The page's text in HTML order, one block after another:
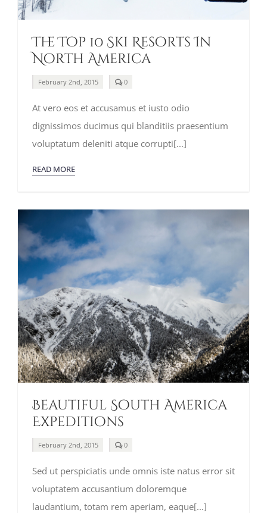
The Top 10 Ski Resorts In
North America
February 2nd, 2015 0comments
Top
Ski
In
North
At vero eos et accusamus et iusto odio
dignissimos ducimus qui blanditiis praesentium
voluptatum deleniti atque corrupti[...]
READ MORE
Beautiful South America
Expeditions
February 2nd, 2015 0comments
South
Expeditions
Sed ut perspiciatis unde omnis iste natus error sit
voluptatem accusantium doloremque
laudantium, totam rem aperiam, eaque[...]